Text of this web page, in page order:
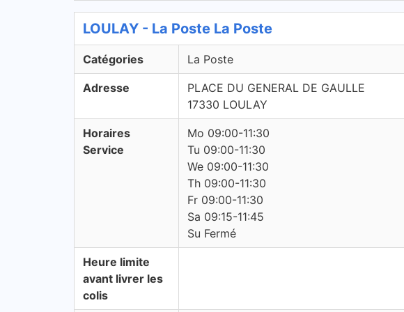
LOULAY - La Poste La Poste
Catégories La Poste
Adresse
PLACE DU GENERAL DE GAULLE
17330 LOULAY
Horaires
Service
Mo 09:00-11:30
Tu 09:00-11:30
We 09:00-11:30
Th 09:00-11:30
Fr 09:00-11:30
Sa 09:15-11:45
Su Fermé
Heure limite
avant livrer les
colis